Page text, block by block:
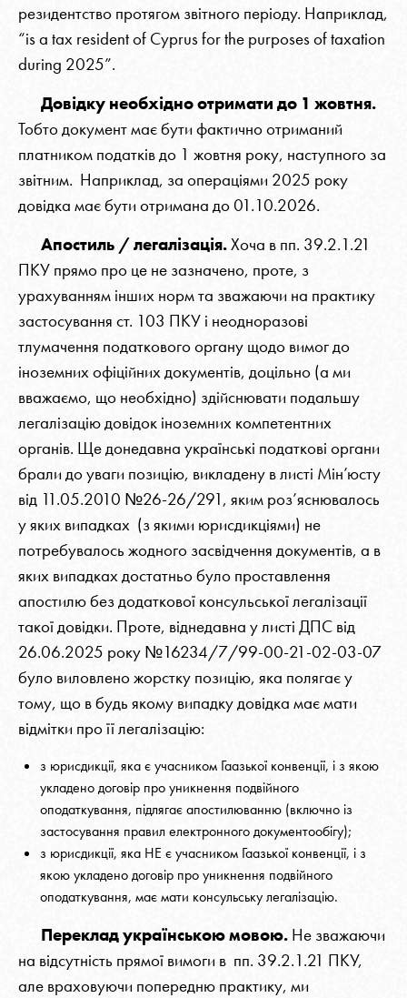
резидентство протягом звітного періоду. Наприклад,
“is a tax resident of Cyprus for the purposes of taxation
during 2025”.
Довідку необхідно отримати до 1 жовтня.
Тобто документ має бути фактично отриманий
платником податків до 1 жовтня року, наступного за
звітним. Наприклад, за операціями 2025 року
довідка має бути отримана до 01.10.2026.
Апостиль / легалізація.Хоча в пп. 39.2.1.21
ПКУ прямо про це не зазначено, проте, з
урахуванням інших норм та зважаючи на практику
застосування ст. 103 ПКУ і неодноразові
тлумачення податкового органу щодо вимог до
іноземних офіційних документів, доцільно (а ми
вважаємо, що необхідно) здійснювати подальшу
легалізацію довідок іноземних компетентних
органів. Ще донедавна українські податкові органи
брали до уваги позицію, викладену в листі Мін’юсту
від 11.05.2010 №26-26/291, яким роз’яснювалось
у яких випадках (з якими юрисдикціями) не
потребувалось жодного засвідчення документів, а в
яких випадках достатньо було проставлення
апостилю без додаткової консульської легалізації
такої довідки. Проте, віднедавна у листі ДПС від
26.06.2025 року №16234/7/99-00-21-02-03-07
було виловлено жорстку позицію, яка полягає у
тому, що в будь якому випадку довідка має мати
відмітки про її легалізацію:
з юрисдикції, яка є учасником Гаазької конвенції, і з якою
укладено договір про уникнення подвійного
оподаткування, підлягає апостилюванню (включно із
застосування правил електронного документообігу);
з юрисдикції, яка НЕ є учасником Гаазької конвенції, і з
якою укладено договір про уникнення подвійного
оподаткування, має мати консульську легалізацію.
Переклад українською мовою. Не зважаючи
на відсутність прямої вимоги в пп. 39.2.1.21 ПКУ,
але враховуючи попередню практику, ми